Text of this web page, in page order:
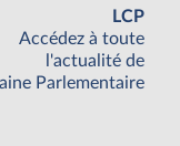
LCP
Accédez à toute
l'actualité de
Parlementaire